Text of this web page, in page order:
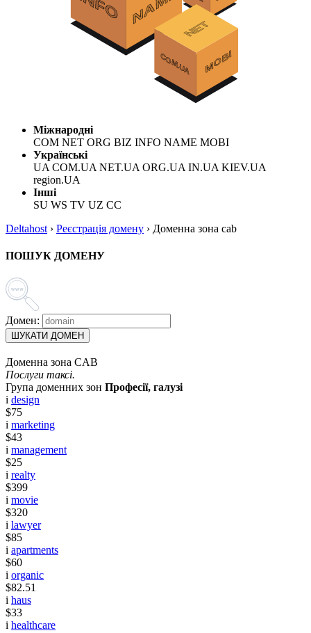
Міжнародні
COM NET ORG BIZ INFO NAME MOBI
Українські
UA COM.UA NET.UA ORG.UA IN.UA KIEV.UA
region.UA
Інші
SU WS TV UZ CC
Deltahost › Реєстрація домену › Доменна зона cab
ПОШУК ДОМЕНУ
Домен:
ШУКАТИ ДОМЕН
Доменна зона CAB
Послуги таксі.
Група доменних зон Професії, галузі
i design
$75
i marketing
$43
i management
$25
i realty
$399
i movie
$320
i lawyer
$85
i apartments
$60
i organic
$82.51
i haus
$33
i healthcare